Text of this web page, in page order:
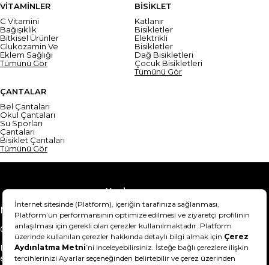
VİTAMİNLER
C Vitamini
Bağışıklık
Bitkisel Ürünler
Glukozamin Ve
Eklem Sağlığı
Tümünü Gör
BİSİKLET
Katlanır
Bisikletler
Elektrikli
Bisikletler
Dağ Bisikletleri
Çocuk Bisikletleri
Tümünü Gör
ÇANTALAR
Bel Çantaları
Okul Çantaları
Su Sporları
Çantaları
Bisiklet Çantaları
Tümünü Gör
Yardım
Mesafeli Satış Sözleşmesi
Teslimat Bilgisi
Gizlilik Sözleşmesi
Şartlar & Koşullar
Ürünümü nasıl iade
edebilirim?
Hakkımızda